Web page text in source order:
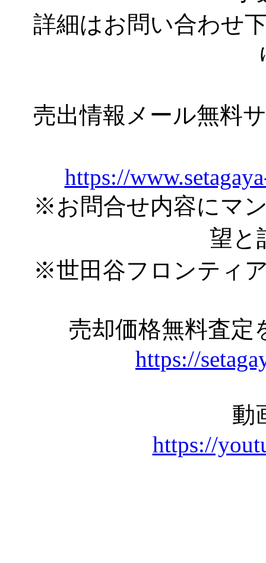
詳細はお問い合わせ
売出情報メール無料
https://
※お問合せ内容にマ
望と
※世田谷フロンティ
売却価格無料査定
https://
動
https://